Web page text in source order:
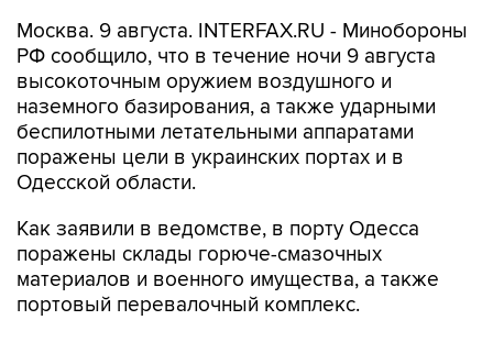
Москва. 9 августа. INTERFAX.RU - Минобороны
РФ сообщило, что в течение ночи 9 августа
высокоточным оружием воздушного и
наземного базирования, а также ударными
беспилотными летательными аппаратами
поражены цели в украинских портах и в
Одесской области.
Как заявили в ведомстве, в порту Одесса
поражены склады горюче-смазочных
материалов и военного имущества, а также
портовый перевалочный комплекс.